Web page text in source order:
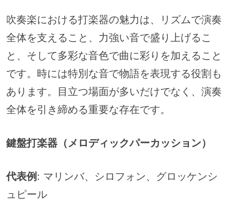
吹奏楽における打楽器の魅力は、リズムで演奏
全体を支えること、力強い音で盛り上げるこ
と、そして多彩な音色で曲に彩りを加えること
です。時には特別な音で物語を表現する役割も
あります。目立つ場面が多いだけでなく、演奏
全体を引き締める重要な存在です。
鍵盤打楽器（メロディックパーカッション）
代表例: マリンバ、シロフォン、グロッケンシ
ュピール